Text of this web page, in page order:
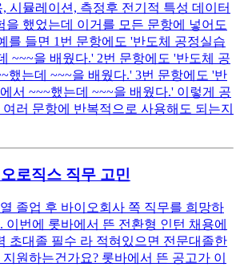
시뮬레이션, 측정후 전기적 특성 데이터
을 했었는데 이거를 모든 문항에 넣어도
를 들면 1번 문항에도 '반도체 공정실습
~~~을 배웠다.' 2번 문항에도 '반도체 공
했는데 ~~~을 배웠다.' 3번 문항에도 '반
서 ~~~했는데 ~~~을 배웠다.' 이렇게 공
러 문항에 반복적으로 사용해도 되는지
로직스 직무 고민
졸업 후 바이오회사 쪽 직무를 희망하
이번에 롯바에서 뜬 전환형 인턴 채용에
초대졸 필수 라 적혀있으면 전문대졸한
원하는건가요? 롯바에서 뜬 공고가 이